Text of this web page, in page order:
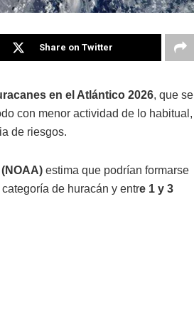
Share on Twitter
en el Atlántico 2026, que se
con menor actividad de lo habitual,
de riesgos.
estima que podrían formarse
de huracán y entre 1 y 3